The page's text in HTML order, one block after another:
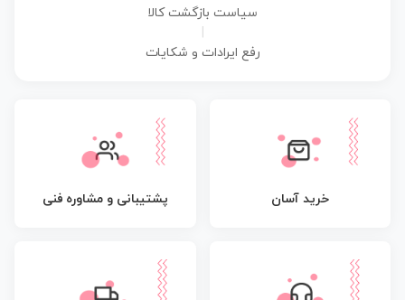
سیاست بازگشت کالا
رفع ایرادات و شکایات
خرید آسان پشتیبانی و مشاوره فنی